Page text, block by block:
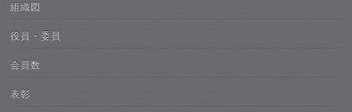
組織図
役員・委員
会員数
表彰